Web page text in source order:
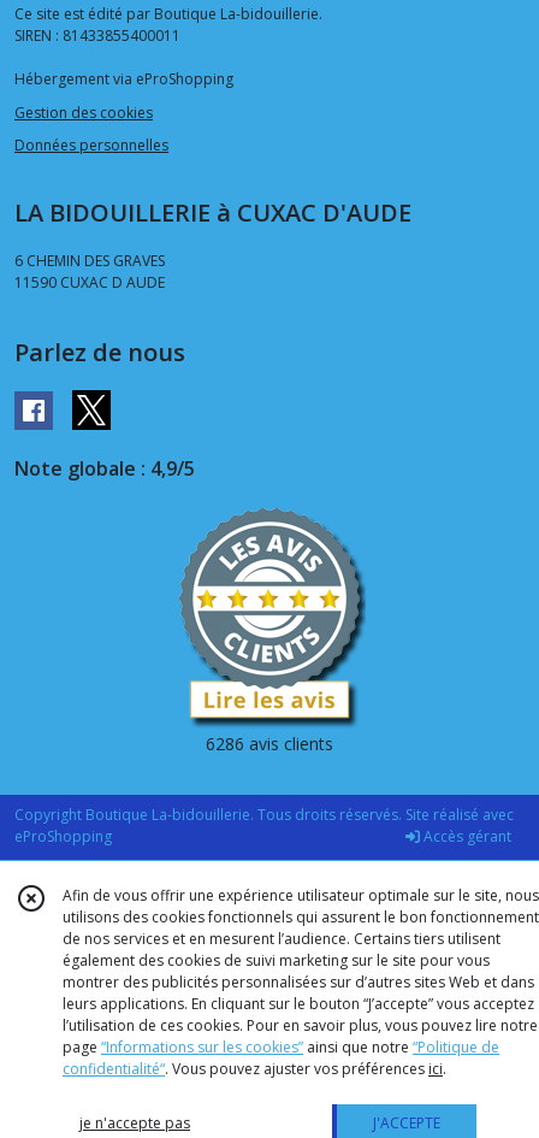
Ce site est édité par Boutique La-bidouillerie.
SIREN : 81433855400011
Hébergement via eProShopping
Gestion des cookies
Données personnelles
LA BIDOUILLERIE à CUXAC D'AUDE
6 CHEMIN DES GRAVES
11590 CUXAC D AUDE
Parlez de nous
Note globale : 4,9/5
6286 avis clients
Copyright Boutique La-bidouillerie. Tous droits réservés. Site réalisé avec
eProShopping
Accès gérant
Afin de vous offrir une expérience utilisateur optimale sur le site, nous
utilisons des cookies fonctionnels qui assurent le bon fonctionnement
de nos services et en mesurent l’audience. Certains tiers utilisent
également des cookies de suivi marketing sur le site pour vous
montrer des publicités personnalisées sur d’autres sites Web et dans
leurs applications. En cliquant sur le bouton “J’accepte” vous acceptez
l’utilisation de ces cookies. Pour en savoir plus, vous pouvez lire notre
page “Informations sur les cookies” ainsi que notre “Politique de
confidentialité“. Vous pouvez ajuster vos préférences ici.
je n'accepte pas J'ACCEPTE